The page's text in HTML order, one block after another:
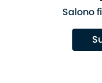
Salono